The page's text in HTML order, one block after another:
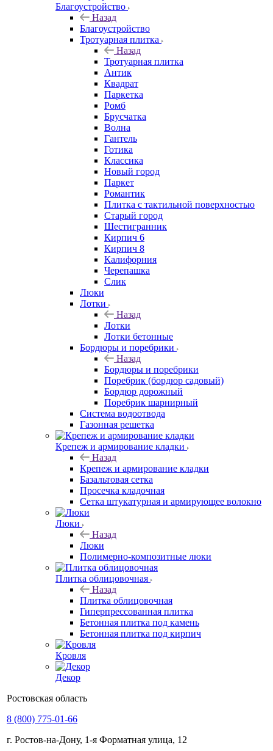
Благоустройство
Назад
Благоустройство
Тротуарная плитка
Назад
Тротуарная плитка
Антик
Квадрат
Паркетка
Ромб
Брусчатка
Волна
Гантель
Готика
Классика
Новый город
Паркет
Романтик
Плитка с тактильной поверхностью
Старый город
Шестигранник
Кирпич 6
Кирпич 8
Калифорния
Черепашка
Слик
Люки
Лотки
Назад
Лотки
Лотки бетонные
Бордюры и поребрики
Назад
Бордюры и поребрики
Поребрик (бордюр садовый)
Бордюр дорожный
Поребрик шарнирный
Система водоотвода
Газонная решетка
Крепеж и армирование кладки
Назад
Крепеж и армирование кладки
Базальтовая сетка
Просечка кладочная
Сетка штукатурная и армирующее волокно
Люки
Назад
Люки
Полимерно-композитные люки
Плитка облицовочная
Назад
Плитка облицовочная
Гиперпрессованная плитка
Бетонная плитка под камень
Бетонная плитка под кирпич
Кровля
Декор
Ростовская область
8 (800) 775-01-66
г. Ростов-на-Дону, 1-я Форматная улица, 12